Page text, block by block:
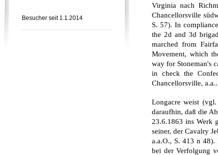
Virginia nach
Chancellorsville
S. 57). In
the 2d and 3d
marched from
Movement, which
way for Stoneman's
in check the
Chancellorsville,
Longacre weist
daraufhin, daß die
23.6.1863 ins Werk
seiner, der Cavalry
a.a.O., S. 413 n 48).
bei der Verfolgung
Besucher seit 1.1.2014